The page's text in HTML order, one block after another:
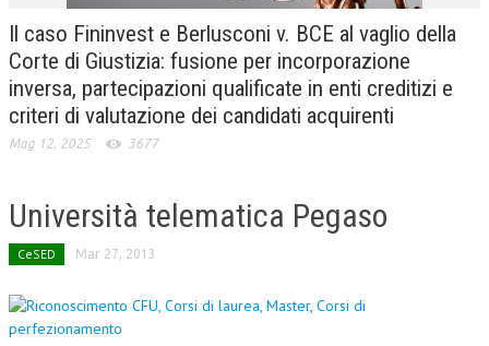
PRASSI
AMMINISTRATIVA
TRIBUTARIA
COSTITUZIONALE
CIVILE
PENALE
Il caso Fininvest e Berlusconi v. BCE al vaglio della
Corte di Giustizia: fusione per incorporazione
inversa, partecipazioni qualificate in enti creditizi e
criteri di valutazione dei candidati acquirenti
Mag 12, 2025 3677
Università telematica Pegaso
CeSED Mar 27, 2013